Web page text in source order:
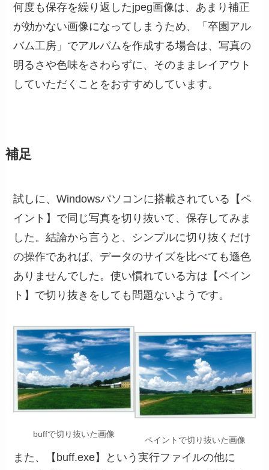
何度も保存を繰り返したjpeg画像は、あまり補正
が効かない画像になってしまうため、「卒園アル
バム工房」でアルバムを作成する場合は、写真の
明るさや色味をさわらずに、そのままレイアウト
していただくことをおすすめしています。
補足
試しに、Windowsパソコンに搭載されている【ペ
イント】で同じ写真を切り抜いて、保存してみま
した。結論から言うと、シンプルに切り抜くだけ
の操作であれば、データのサイズを比べても遜色
ありませんでした。使い慣れている方は【ペイン
ト】で切り抜きをしても問題ないようです。
buffで切り抜いた画像
ペイントで切り抜いた画像
また、【buff.exe】という実行ファイルの他に